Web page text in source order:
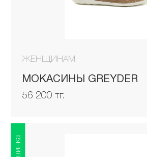
ЖЕНЩИНАМ
МОКАСИНЫ GREYDER
56 200 тг.